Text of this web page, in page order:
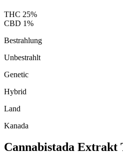
THC 25%
CBD 1%
Bestrahlung
Unbestrahlt
Genetic
Hybrid
Land
Kanada
Cannabistada Extrakt